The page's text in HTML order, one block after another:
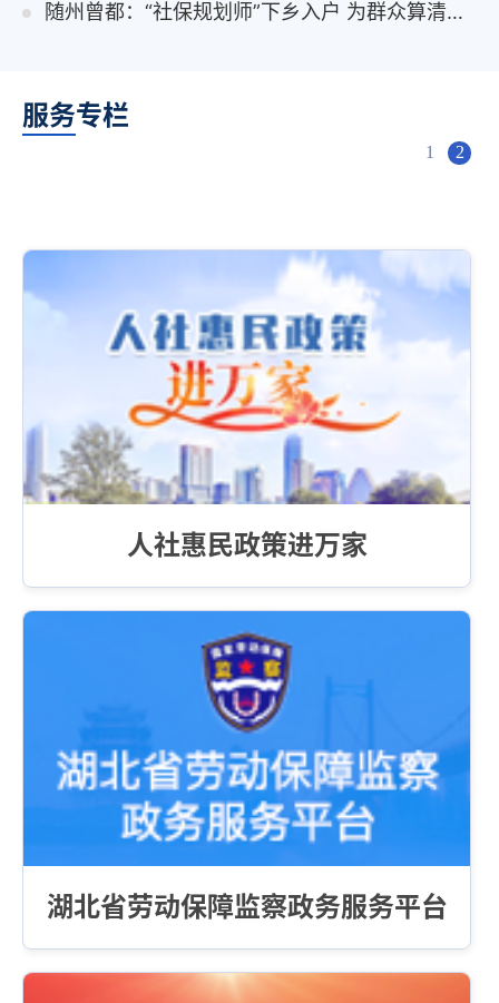
随州曾都：“社保规划师”下乡入户 为群众算清养老“明白账”
服务专栏
1 2
人社惠民政策进万家
湖北省劳动保障监察政务服务平台